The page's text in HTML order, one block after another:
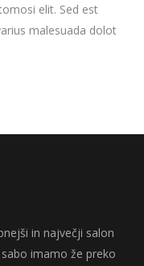
elit. Sed est
malesuada dolot
in največji salon
imamo že preko